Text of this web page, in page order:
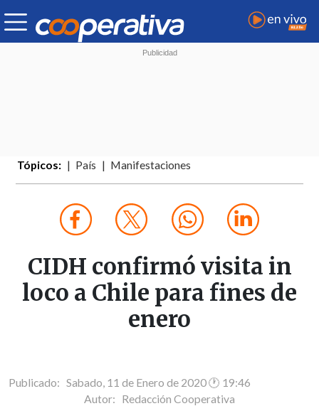
Tópicos: País Manifestaciones
CIDH confirmó visita in
loco a Chile para fines de
enero
Publicado: Sabado, 11 de Enero de 2020 🕐 19:46
Autor: Redacción Cooperativa